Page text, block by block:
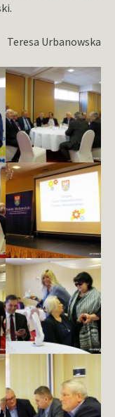
Teresa Urbanowska